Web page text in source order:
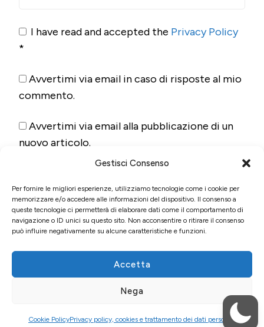
Gestisci Consenso
Per fornire le migliori esperienze, utilizziamo tecnologie come i cookie per
memorizzare e/o accedere alle informazioni del dispositivo. Il consenso a
queste tecnologie ci permetterà di elaborare dati come il comportamento di
navigazione o ID unici su questo sito. Non acconsentire o ritirare il consenso
può influire negativamente su alcune caratteristiche e funzioni.
Accetta
Nega
Cookie PolicyPrivacy policy, cookies e trattamento dei dati personali
I have read and accepted the Privacy Policy
*
Avvertimi via email in caso di risposte al mio
commento.
Avvertimi via email alla pubblicazione di un
nuovo articolo.
Blossom Themes
Privacy policy, cookies e trattamento dei dati